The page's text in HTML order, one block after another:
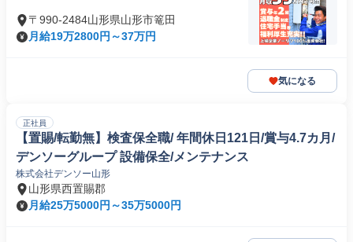
〒990-2484山形県山形市篭田
月給19万2800円～37万円
気になる
正社員
【置賜/転勤無】検査保全職/ 年間休日121日/賞与4.7カ月/
デンソーグループ 設備保全/メンテナンス
株式会社デンソー山形
山形県西置賜郡
月給25万5000円～35万5000円